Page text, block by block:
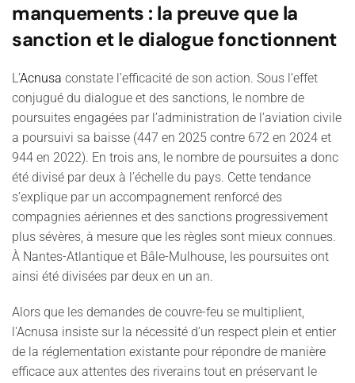
manquements : la preuve que la
sanction et le dialogue fonctionnent
L’Acnusa constate l’efficacité de son action. Sous l’effet
conjugué du dialogue et des sanctions, le nombre de
poursuites engagées par l’administration de l’aviation civile
a poursuivi sa baisse (447 en 2025 contre 672 en 2024 et
944 en 2022). En trois ans, le nombre de poursuites a donc
été divisé par deux à l’échelle du pays. Cette tendance
s’explique par un accompagnement renforcé des
compagnies aériennes et des sanctions progressivement
plus sévères, à mesure que les règles sont mieux connues.
À Nantes-Atlantique et Bâle-Mulhouse, les poursuites ont
ainsi été divisées par deux en un an.
Alors que les demandes de couvre-feu se multiplient,
l'Acnusa insiste sur la nécessité d’un respect plein et entier
de la réglementation existante pour répondre de manière
efficace aux attentes des riverains tout en préservant le